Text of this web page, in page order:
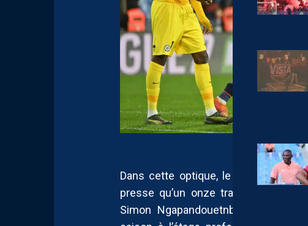
Crédit
Dans cette optique, le coach
presse qu’un onze traditionnel
Simon Ngapandouetnbu débuter